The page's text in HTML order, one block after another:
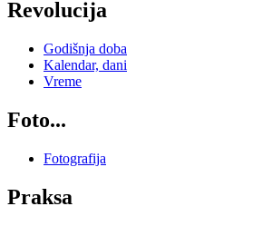
Revolucija
Godišnja doba
Kalendar, dani
Vreme
Foto...
Fotografija
Praksa